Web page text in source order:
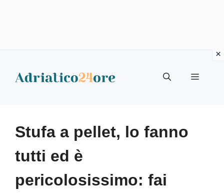
Menu
Stufa a pellet, lo fanno
tutti ed è
pericolosissimo: fai